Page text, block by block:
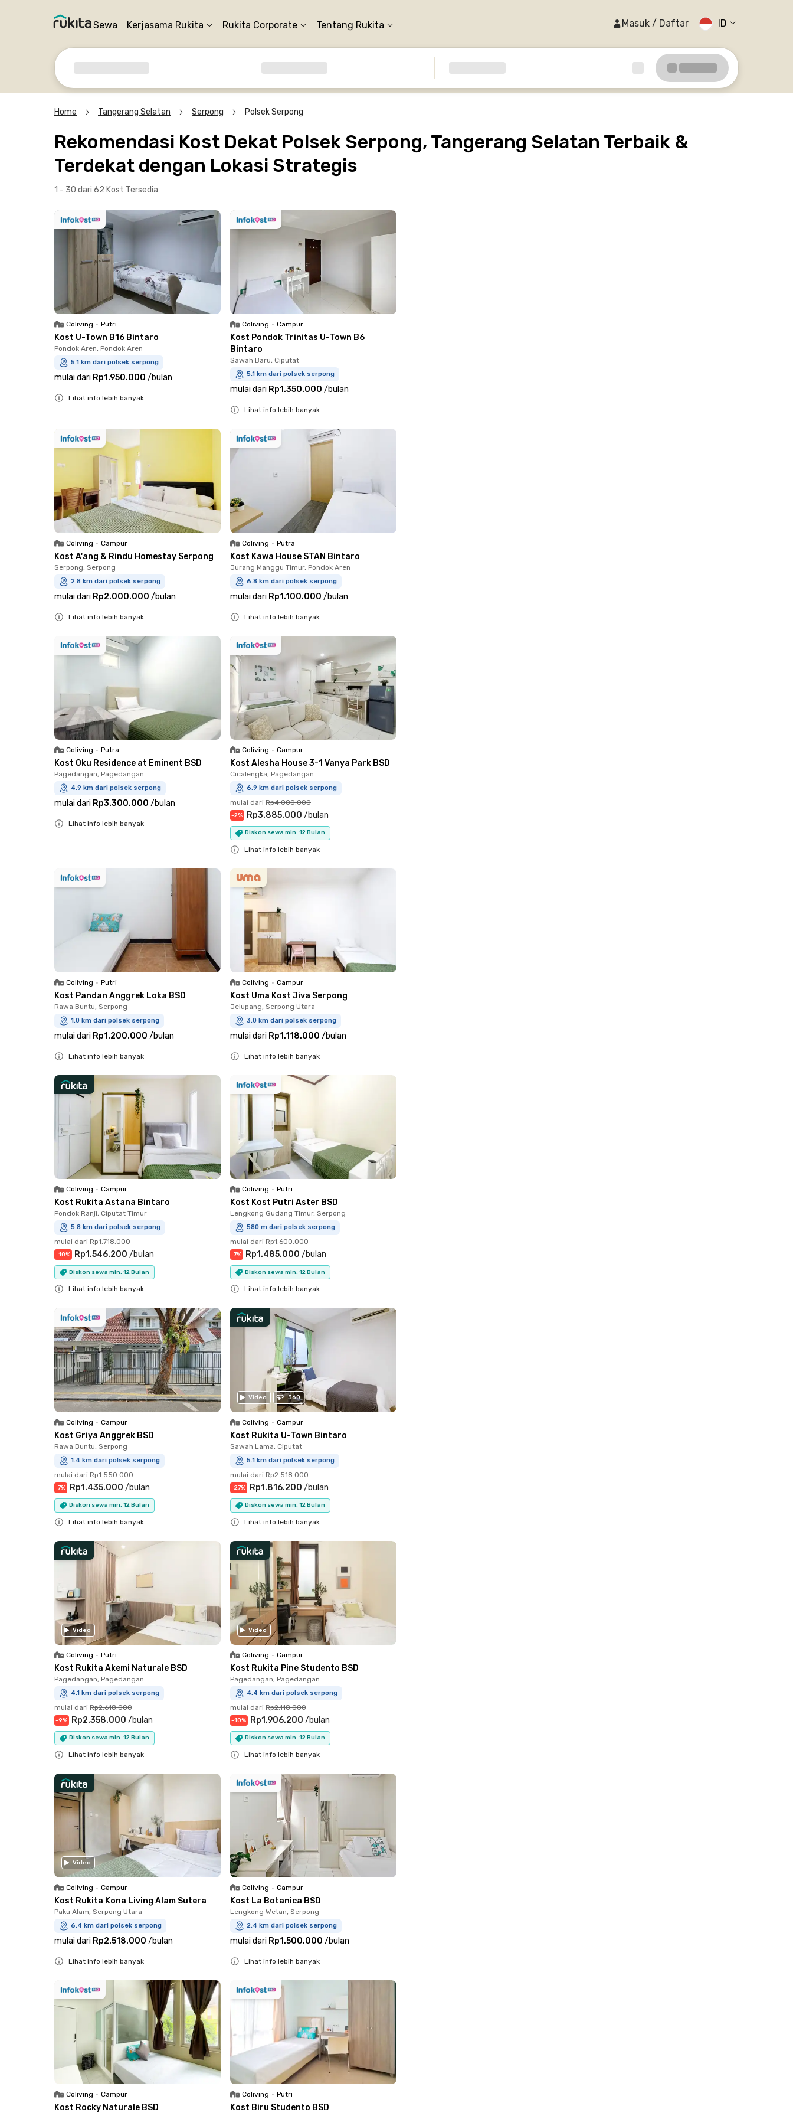
Sewa Kerjasama Rukita Rukita Corporate Tentang Rukita Masuk / Daftar ID
Home Tangerang Selatan Serpong Polsek Serpong
Rekomendasi Kost Dekat Polsek Serpong, Tangerang Selatan Terbaik &
Terdekat dengan Lokasi Strategis
1 - 30 dari 62 Kost Tersedia
Coliving • Putri
Kost U-Town B16 Bintaro
Pondok Aren, Pondok Aren
5.1 km dari polsek serpong
mulai dari Rp1.950.000 /bulan
Lihat info lebih banyak
Coliving • Campur
Kost Pondok Trinitas U-Town B6
Bintaro
Sawah Baru, Ciputat
5.1 km dari polsek serpong
mulai dari Rp1.350.000 /bulan
Lihat info lebih banyak
Coliving • Campur
Kost A'ang & Rindu Homestay Serpong
Serpong, Serpong
2.8 km dari polsek serpong
mulai dari Rp2.000.000 /bulan
Lihat info lebih banyak
Coliving • Putra
Kost Kawa House STAN Bintaro
Jurang Manggu Timur, Pondok Aren
6.8 km dari polsek serpong
mulai dari Rp1.100.000 /bulan
Lihat info lebih banyak
Coliving • Putra
Kost Oku Residence at Eminent BSD
Pagedangan, Pagedangan
4.9 km dari polsek serpong
mulai dari Rp3.300.000 /bulan
Lihat info lebih banyak
Coliving • Campur
Kost Alesha House 3-1 Vanya Park BSD
Cicalengka, Pagedangan
6.9 km dari polsek serpong
mulai dari Rp4.000.000
-2% Rp3.885.000 /bulan
Diskon sewa min. 12 Bulan
Lihat info lebih banyak
Coliving • Putri
Kost Pandan Anggrek Loka BSD
Rawa Buntu, Serpong
1.0 km dari polsek serpong
mulai dari Rp1.200.000 /bulan
Lihat info lebih banyak
Coliving • Campur
Kost Uma Kost Jiva Serpong
Jelupang, Serpong Utara
3.0 km dari polsek serpong
mulai dari Rp1.118.000 /bulan
Lihat info lebih banyak
Coliving • Campur
Kost Rukita Astana Bintaro
Pondok Ranji, Ciputat Timur
5.8 km dari polsek serpong
mulai dari Rp1.718.000
-10% Rp1.546.200 /bulan
Diskon sewa min. 12 Bulan
Lihat info lebih banyak
Coliving • Putri
Kost Kost Putri Aster BSD
Lengkong Gudang Timur, Serpong
580 m dari polsek serpong
mulai dari Rp1.600.000
-7% Rp1.485.000 /bulan
Diskon sewa min. 12 Bulan
Lihat info lebih banyak
Coliving • Campur
Kost Griya Anggrek BSD
Rawa Buntu, Serpong
1.4 km dari polsek serpong
mulai dari Rp1.550.000
-7% Rp1.435.000 /bulan
Diskon sewa min. 12 Bulan
Lihat info lebih banyak
Video 360
Coliving • Campur
Kost Rukita U-Town Bintaro
Sawah Lama, Ciputat
5.1 km dari polsek serpong
mulai dari Rp2.518.000
-27% Rp1.816.200 /bulan
Diskon sewa min. 12 Bulan
Lihat info lebih banyak
Video
Coliving • Putri
Kost Rukita Akemi Naturale BSD
Pagedangan, Pagedangan
4.1 km dari polsek serpong
mulai dari Rp2.618.000
-9% Rp2.358.000 /bulan
Diskon sewa min. 12 Bulan
Lihat info lebih banyak
Video
Coliving • Campur
Kost Rukita Pine Studento BSD
Pagedangan, Pagedangan
4.4 km dari polsek serpong
mulai dari Rp2.118.000
-10% Rp1.906.200 /bulan
Diskon sewa min. 12 Bulan
Lihat info lebih banyak
Video
Coliving • Campur
Kost Rukita Kona Living Alam Sutera
Paku Alam, Serpong Utara
6.4 km dari polsek serpong
mulai dari Rp2.518.000 /bulan
Lihat info lebih banyak
Coliving • Campur
Kost La Botanica BSD
Lengkong Wetan, Serpong
2.4 km dari polsek serpong
mulai dari Rp1.500.000 /bulan
Lihat info lebih banyak
Coliving • Campur
Kost Rocky Naturale BSD
Coliving • Putri
Kost Biru Studento BSD